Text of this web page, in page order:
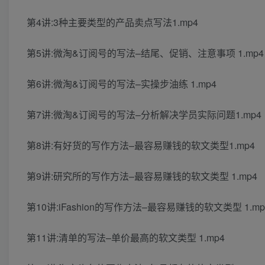
第4讲:3种主要类型的产品卖点写法1.mp4
第5讲:微淘&订阅号的写法–结尾、促销、注意事项 1.mp4
第6讲:微淘&订阅号的写法–实操步油练 1.mp4
第7讲:微淘&订阅号的写法–分析解决学员实际问题1.mp4
第8讲:有好货的写作方法–最容易赚钱的软文类型1.mp4
第9讲:研究所的写作方法–最容易赚钱的软文类型 1.mp4
第10讲:iFashion的写作方法–最容易赚钱的软文类型
第11讲:清单的写法–单价最高的软文类型 1.mp4